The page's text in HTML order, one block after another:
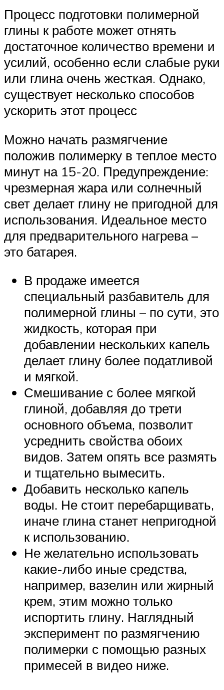
Процесс подготовки полимерной
глины к работе может отнять
достаточное количество времени и
усилий, особенно если слабые руки
или глина очень жесткая. Однако,
существует несколько способов
ускорить этот процесс
Можно начать размягчение
положив полимерку в теплое место
минут на 15-20. Предупреждение:
чрезмерная жара или солнечный
свет делает глину не пригодной для
использования. Идеальное место
для предварительного нагрева –
это батарея.
В продаже имеется
специальный разбавитель для
полимерной глины – по сути, это
жидкость, которая при
добавлении нескольких капель
делает глину более податливой
и мягкой.
Смешивание с более мягкой
глиной, добавляя до трети
основного объема, позволит
усреднить свойства обоих
видов. Затем опять все размять
и тщательно вымесить.
Добавить несколько капель
воды. Не стоит перебарщивать,
иначе глина станет непригодной
к использованию.
Не желательно использовать
какие-либо иные средства,
например, вазелин или жирный
крем, этим можно только
испортить глину. Наглядный
эксперимент по размягчению
полимерки с помощью разных
примесей в видео ниже.